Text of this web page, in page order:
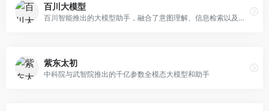
百川大模型
百川智能推出的大模型助手，融合了意图理解、信息检索以及强化学习技术
紫东太初
中科院与武智院推出的千亿参数全模态大模型和助手